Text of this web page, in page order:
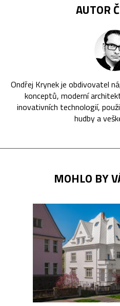
AUTOR
Ondřej Krynek je obdivovatel
konceptů, moderní
inovativních technologií,
hudby a
MOHLO BY